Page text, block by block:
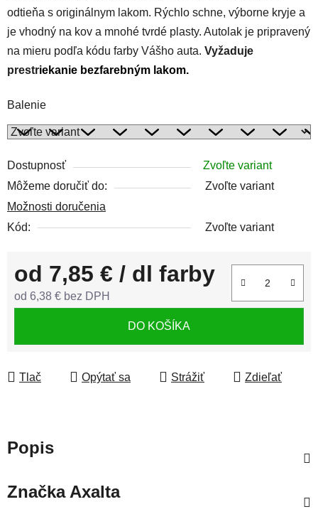
odtieňa s originálnym lakom. Rýchlo schne, výborne kryje a
je vhodný na kov a mnohé tvrdé plasty. Autolak je pripravený
na mieru podľa kódu farby Vášho auta. Vyžaduje
prestriekanie bezfarebným lakom.
Balenie
Dostupnosť
Zvoľte variant
Môžeme doručiť do:
Zvoľte variant
Možnosti doručenia
Kód:
Zvoľte variant
od 7,85 € / dl farby
od 6,38 € bez DPH
DO KOŠÍKA
Tlač Opýtať sa Strážiť Zdieľať
Popis
ZnačkaAxalta